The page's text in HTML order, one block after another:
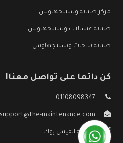
مركز صيانة وستنجهاوس
صيانة غسالات وستنجهاوس
صيانة ثلاجات وستنجهاوس
كن دائما على تواصل معنا!
01108098347
support@the-maintenance.com
صفحة الفيس بوك